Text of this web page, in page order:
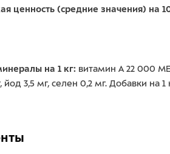
ценность (средние значения) на
на 1 кг: витамин А 22 000
3,5 мг, селен 0,2 мг. Добавки на